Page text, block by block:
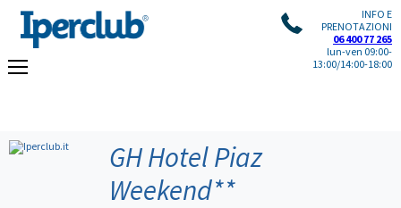
INFO E
PRENOTAZIONI
06 400 77 265
lun-ven 09:00-
13:00/14:00-18:00
GH Hotel Piaz
Weekend**